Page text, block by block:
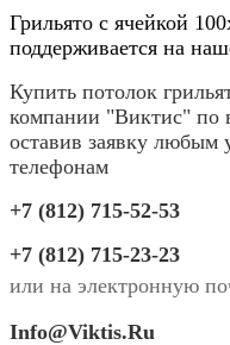
Грильято с ячейкой
поддерживается на
Купить потолок
компании "Виктис" по
оставив заявку любым
телефонам
+7 (812) 715-52-53
+7 (812) 715-23-23
или на электронную
Info@Viktis.Ru